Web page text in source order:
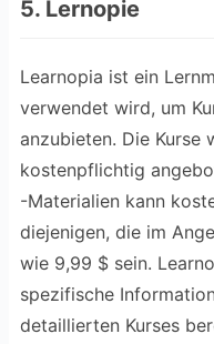
5. Lernopie
Learnopia ist ein
verwendet wird, um
anzubieten. Die Kurse
kostenpflichtig
-Materialien kann
diejenigen, die im
wie 9,99 $ sein.
spezifische
detaillierten Kurses